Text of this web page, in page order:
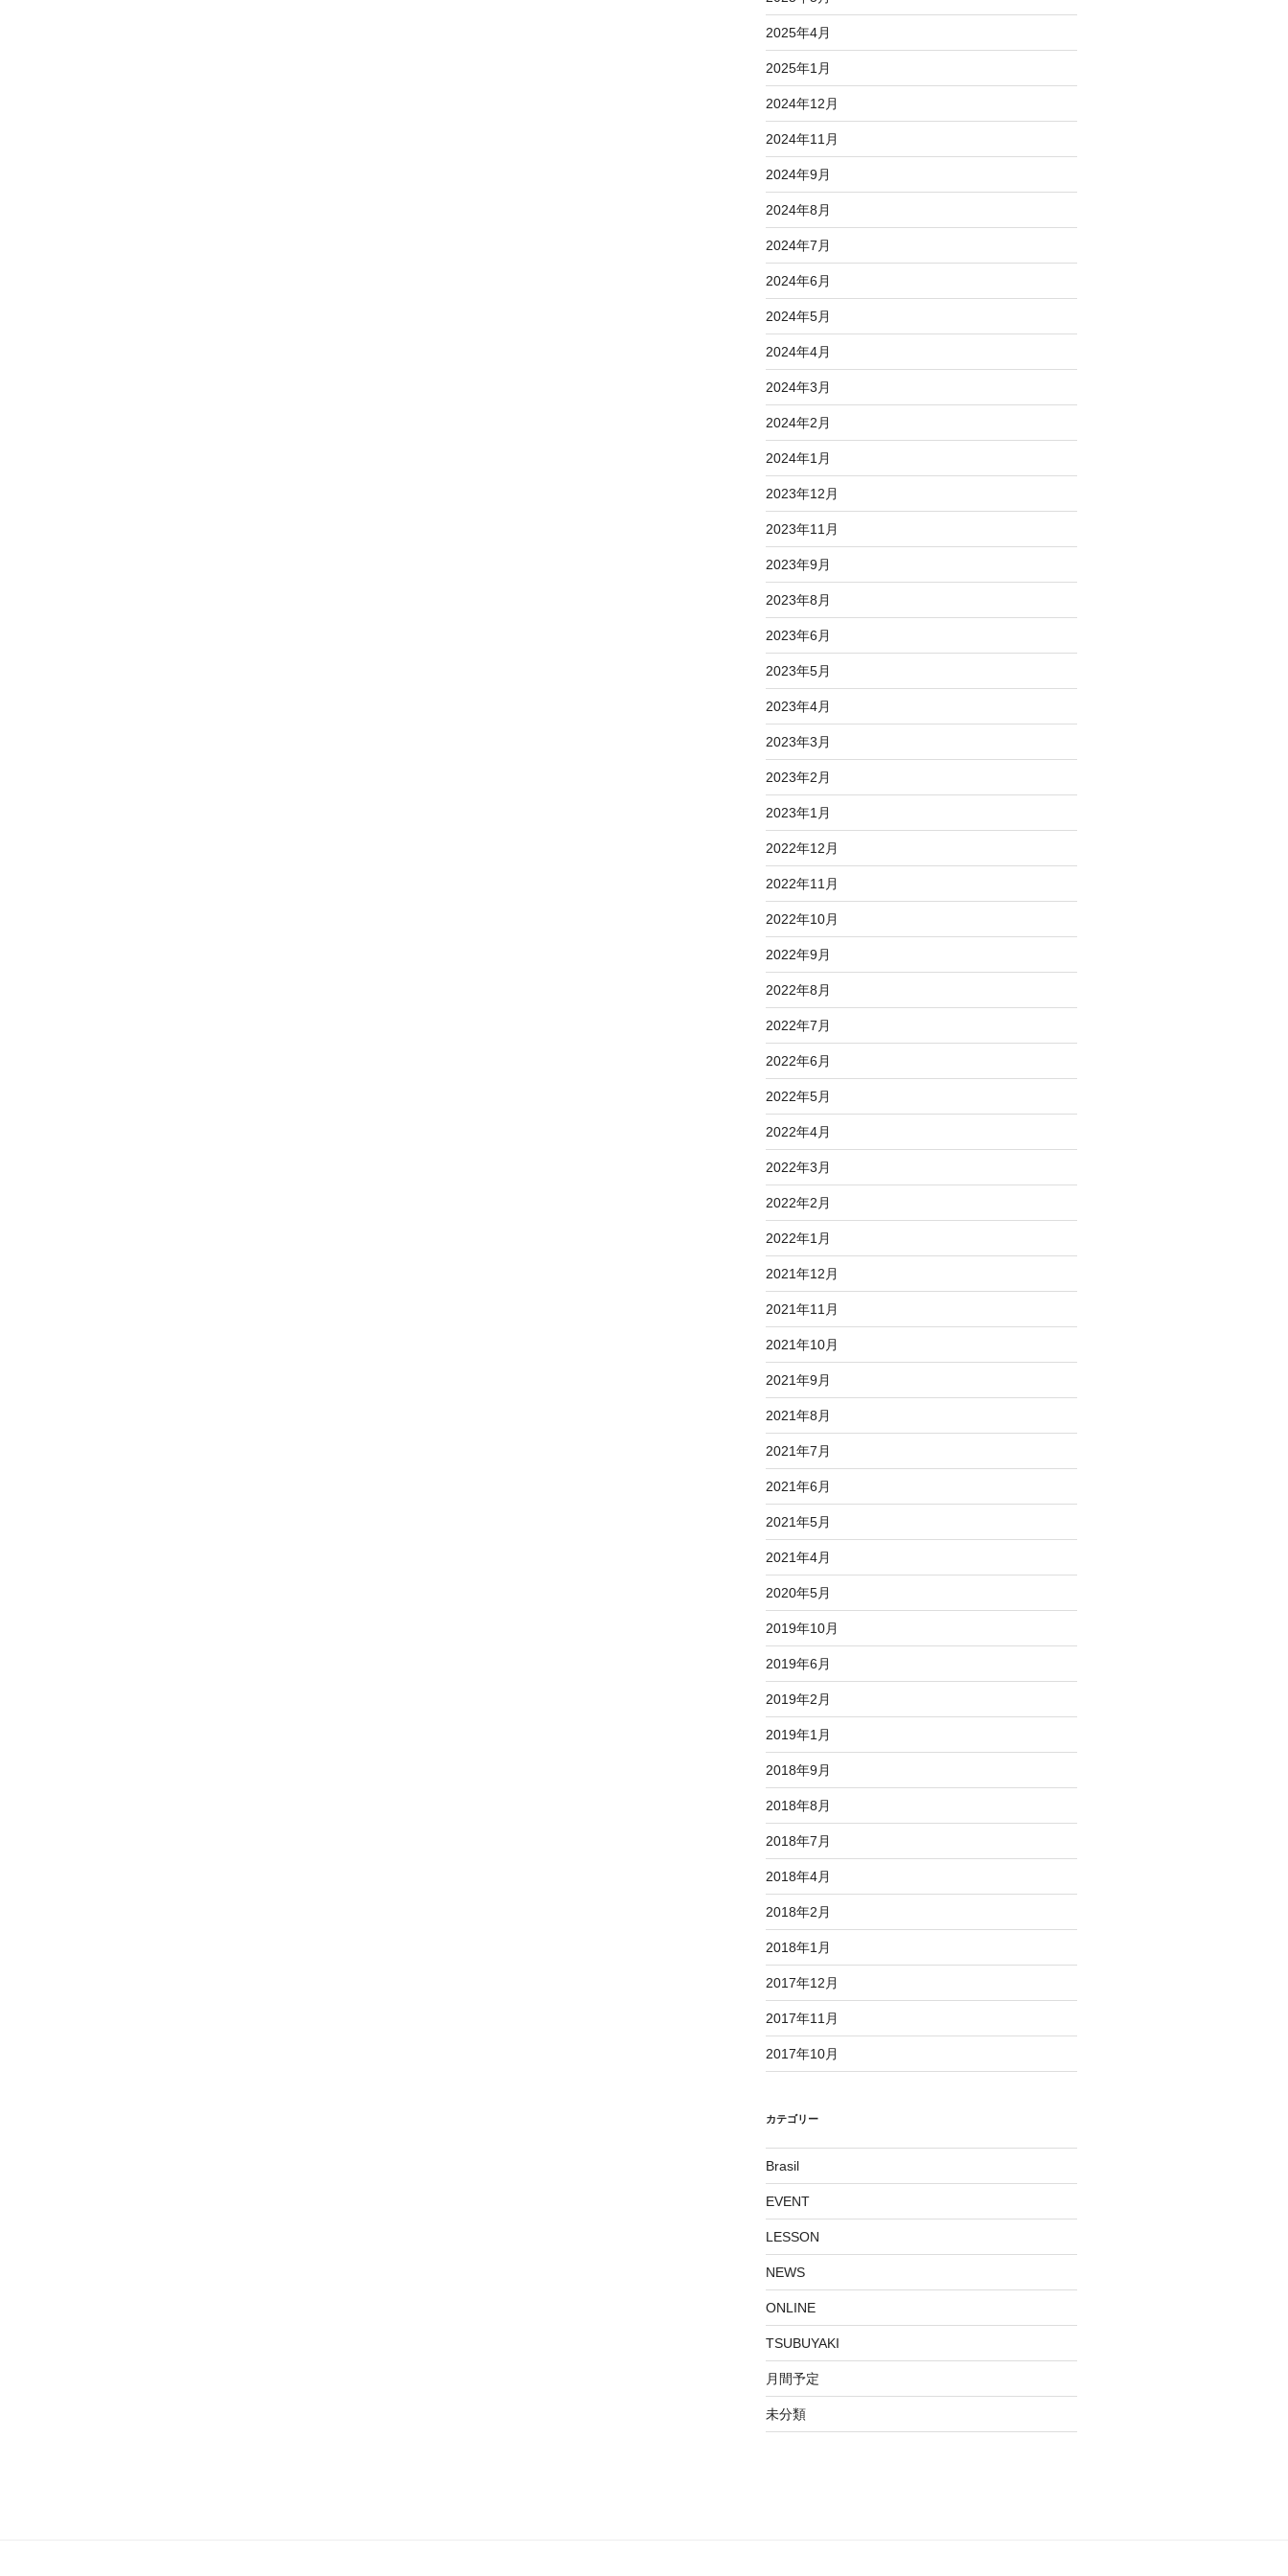
2025年4月
2025年1月
2024年12月
2024年11月
2024年9月
2024年8月
2024年7月
2024年6月
2024年5月
2024年4月
2024年3月
2024年2月
2024年1月
2023年12月
2023年11月
2023年9月
2023年8月
2023年6月
2023年5月
2023年4月
2023年3月
2023年2月
2023年1月
2022年12月
2022年11月
2022年10月
2022年9月
2022年8月
2022年7月
2022年6月
2022年5月
2022年4月
2022年3月
2022年2月
2022年1月
2021年12月
2021年11月
2021年10月
2021年9月
2021年8月
2021年7月
2021年6月
2021年5月
2021年4月
2020年5月
2019年10月
2019年6月
2019年2月
2019年1月
2018年9月
2018年8月
2018年7月
2018年4月
2018年2月
2018年1月
2017年12月
2017年11月
2017年10月
カテゴリー
Brasil
EVENT
LESSON
NEWS
ONLINE
TSUBUYAKI
月間予定
未分類